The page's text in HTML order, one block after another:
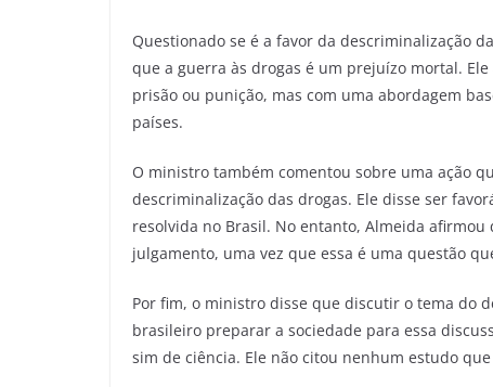
Questionado se é a favor da descriminalização
que a guerra às drogas é um prejuízo mortal.
prisão ou punição, mas com uma abordagem
países.
O ministro também comentou sobre uma ação
descriminalização das drogas. Ele disse ser
resolvida no Brasil. No entanto, Almeida
julgamento, uma vez que essa é uma questão
Por fim, o ministro disse que discutir o tema do
brasileiro preparar a sociedade para essa
sim de ciência. Ele não citou nenhum estudo